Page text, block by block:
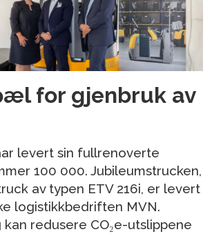
for gjenbruk av
levert sin fullrenoverte
100 000. Jubileumstrucken,
av typen ETV 216i, er levert
logistikkbedriften MVN.
redusere CO₂e-utslippene